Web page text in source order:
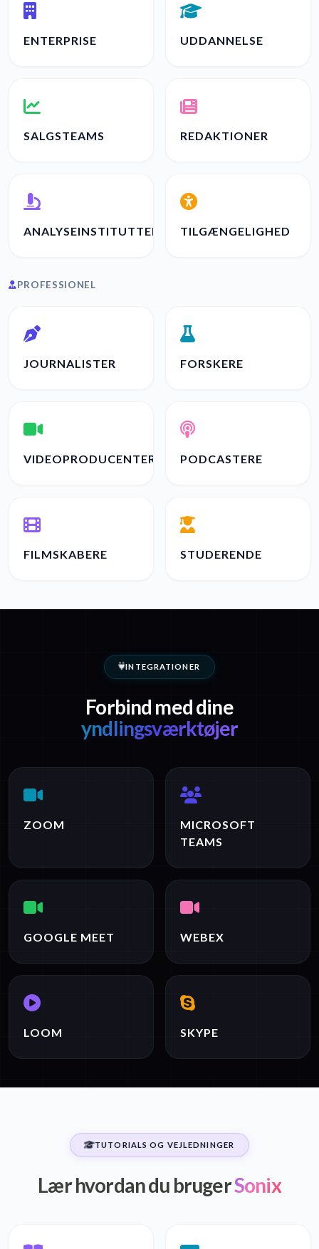
ENTERPRISE UDDANNELSE
SALGSTEAMS REDAKTIONER
ANALYSEINSTITUTTER TILGÆNGELIGHED
PROFESSIONEL
JOURNALISTER FORSKERE
VIDEOPRODUCENTER PODCASTERE
FILMSKABERE STUDERENDE
INTEGRATIONER
Forbind med dine
yndlingsværktøjer
ZOOM
MICROSOFT
TEAMS
GOOGLE MEET WEBEX
LOOM SKYPE
TUTORIALS OG VEJLEDNINGER
Lær hvordan du brugerSonix